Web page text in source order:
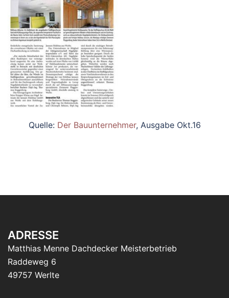
Quelle: Der Bauunternehmer, Ausgabe Okt.16
ADRESSE
Matthias Menne Dachdecker Meisterbetrieb
Raddeweg 6
49757 Werlte